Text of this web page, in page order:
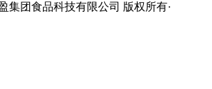
集团食品科技有限公司 版权所有·